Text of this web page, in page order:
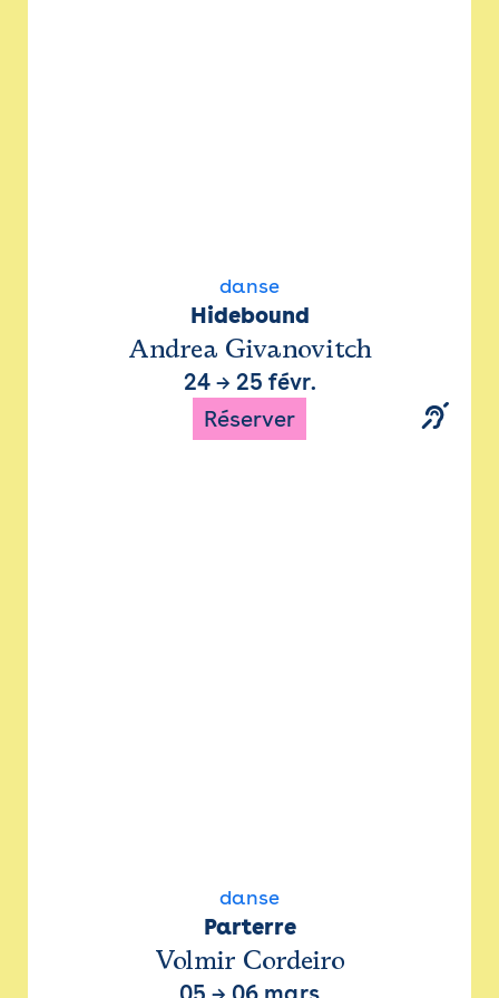
danse
Hidebound
Andrea Givanovitch
24→ 25 févr.
Réserver
danse
Parterre
Volmir Cordeiro